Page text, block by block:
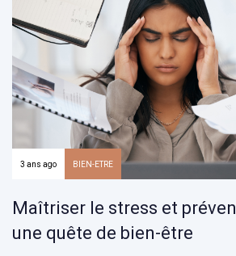
3 ans ago BIEN-ETRE
Maîtriser le stress et
une quête de bien-être